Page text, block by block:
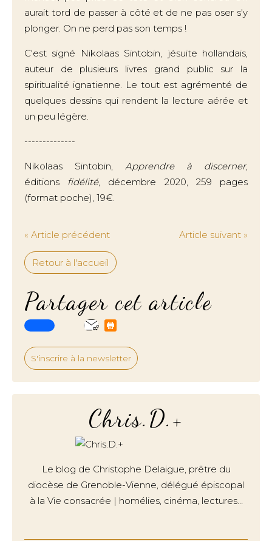
aurait tord de passer à côté et de ne pas oser s'y
plonger. On ne perd pas son temps !
C'est signé Nikolaas Sintobin, jésuite hollandais,
auteur de plusieurs livres grand public sur la
spiritualité ignatienne. Le tout est agrémenté de
quelques dessins qui rendent la lecture aérée et
un peu légère.
--------------
Nikolaas Sintobin, Apprendre à discerner,
éditions fidélité, décembre 2020, 259 pages
(format poche), 19€.
« Article précédent Article suivant »
Retour à l'accueil
Partager cet article
S'inscrire à la newsletter
Chris.D.+
Le blog de Christophe Delaigue, prêtre du
diocèse de Grenoble-Vienne, délégué épiscopal
à la Vie consacrée | homélies, cinéma, lectures…